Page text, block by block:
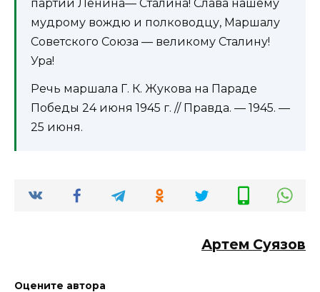
партии Ленина— Сталина! Слава нашему
мудрому вождю и полководцу, Маршалу
Советского Союза — великому Сталину!
Ура!
Речь маршала Г. К. Жукова на Параде
Победы 24 июня 1945 г. // Правда. — 1945. —
25 июня.
Артем Суязов
Оцените автора